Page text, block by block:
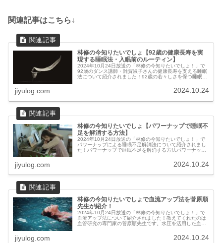
関連記事はこちら↓
林修の今知りたいでしょ【92歳の健康長寿を実
現する睡眠法・入眠前のルーティン】
2024年10月24日放送の「林修の今知りたいでしょ！」で
92歳のダンス講師・雑賀淑子さんの健康長寿を支える睡眠
法について紹介されました！92歳の若々しさを保つ睡眠法
jiyulog.com 2024.10.24
林修の今知りたいでしょ【パワーナップで睡眠不
足を解消する方法】
2024年10月24日放送の「林修の今知りたいでしょ！」で
パワーナップによる睡眠不足解消法について紹介されまし
た！パワーナップで睡眠不足を解消する方法パワーナップ
jiyulog.com 2024.10.24
林修の今知りたいでしょで血流アップ法を菅原順
先生が紹介！
2024年10月24日放送の「林修の今知りたいでしょ！」で
血流アップ法について紹介されました！教えてくれたのは
血管研究の専門家の菅原順先生です。水圧を活用した血流
jiyulog.com 2024.10.24